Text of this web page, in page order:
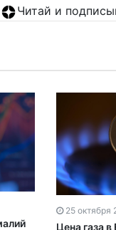
Читай и
25 октября
Цена газа